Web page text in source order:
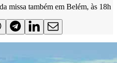
missa também em Belém, às 18h